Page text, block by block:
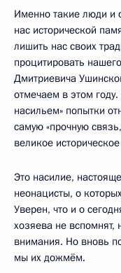
Именно такие люди и
нас исторической
лишить нас своих
процитировать
Дмитриевича
отмечаем в этом
насильем» попытки
самую «прочную
великое
Это насилие,
неонацисты, о
Уверен, что и о
хозяева не вспомнят,
внимания. Но вновь
мы их дожмём.